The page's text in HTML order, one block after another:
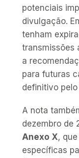
potenciais
divulgação.
tenham
transmissões
a
para futuras
definitivo
A nota
dezembro de
Anexo X,
específicas